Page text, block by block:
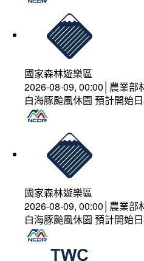
國家森林遊樂區
2026-08-09, 00:00│農業部
白海豚颱風休園 預計開始
國家森林遊樂區
2026-08-09, 00:00│農業部
白海豚颱風休園 預計開始